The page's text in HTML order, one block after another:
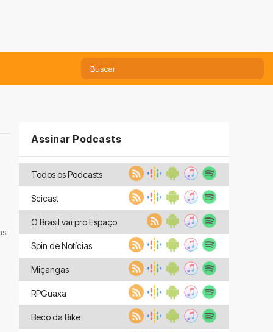
Assinar Podcasts
Todos os Podcasts
Scicast
O Brasil vai pro Espaço
Spin de Notícias
Miçangas
RPGuaxa
Beco da Bike